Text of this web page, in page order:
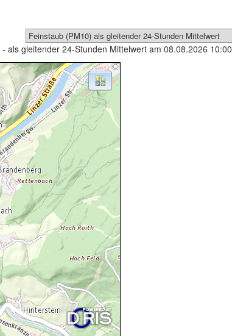
- als gleitender 24-Stunden Mittelwert am 08.08.2026 10:00